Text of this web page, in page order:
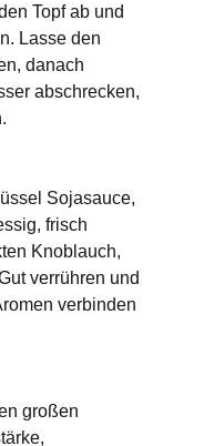
Topf ab und
Lasse den
danach
abschrecken,
Sojasauce,
frisch
Knoblauch,
verrühren und
verbinden
großen